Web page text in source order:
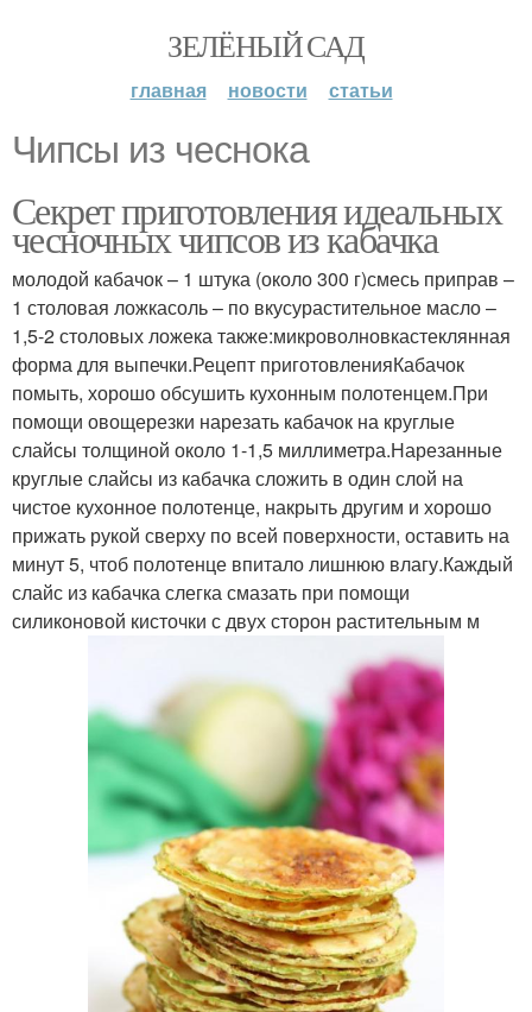
ЗЕЛЁНЫЙ САД
главная новости статьи
Чипсы из чеснока
Секрет приготовления идеальных
чесночных чипсов из кабачка
молодой кабачок – 1 штука (около 300 г)смесь приправ –
1 столовая ложкасоль – по вкусурастительное масло –
1,5-2 столовых ложека также:микроволновкастеклянная
форма для выпечки.Рецепт приготовленияКабачок
помыть, хорошо обсушить кухонным полотенцем.При
помощи овощерезки нарезать кабачок на круглые
слайсы толщиной около 1-1,5 миллиметра.Нарезанные
круглые слайсы из кабачка сложить в один слой на
чистое кухонное полотенце, накрыть другим и хорошо
прижать рукой сверху по всей поверхности, оставить на
минут 5, чтоб полотенце впитало лишнюю влагу.Каждый
слайс из кабачка слегка смазать при помощи
силиконовой кисточки с двух сторон растительным м